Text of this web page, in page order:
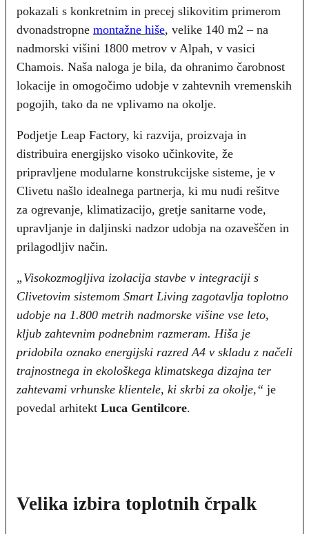
pokazali s konkretnim in precej slikovitim primerom
dvonadstropne montažne hiše, velike 140 m2 – na
nadmorski višini 1800 metrov v Alpah, v vasici
Chamois. Naša naloga je bila, da ohranimo čarobnost
lokacije in omogočimo udobje v zahtevnih vremenskih
pogojih, tako da ne vplivamo na okolje.
Podjetje Leap Factory, ki razvija, proizvaja in
distribuira energijsko visoko učinkovite, že
pripravljene modularne konstrukcijske sisteme, je v
Clivetu našlo idealnega partnerja, ki mu nudi rešitve
za ogrevanje, klimatizacijo, gretje sanitarne vode,
upravljanje in daljinski nadzor udobja na ozaveščen in
prilagodljiv način.
„Visokozmogljiva izolacija stavbe v integraciji s
Clivetovim sistemom Smart Living zagotavlja toplotno
udobje na 1.800 metrih nadmorske višine vse leto,
kljub zahtevnim podnebnim razmeram. Hiša je
pridobila oznako energijski razred A4 v skladu z načeli
trajnostnega in ekološkega klimatskega dizajna ter
zahtevami vrhunske klientele, ki skrbi za okolje,“ je
povedal arhitekt Luca Gentilcore.
Velika izbira toplotnih črpalk